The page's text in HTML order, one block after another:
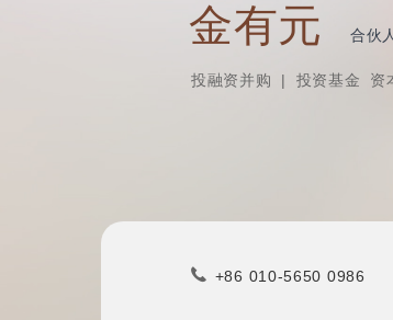
金有元 合伙人
投融资并购 | 投资基金 资
+86 010-5650 0986